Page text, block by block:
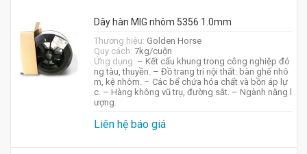
Dây hàn MIG nhôm 5356 1.0mm
Thương hiệu: Golden Horse
Quy cách: 7kg/cuộn
Ứng dụng: – Kết cấu khung trong công nghiệp đó
ng tàu, thuyền. – Đồ trang trí nội thất: bàn ghế nhô
m, kệ nhôm. – Các bể chứa hóa chất và bồn áp lự
c. – Hàng không vũ trụ, đường sắt. – Ngành năng l
ượng.
Liên hệ báo giá